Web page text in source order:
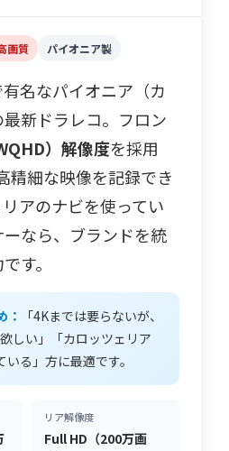
画質 パイオニア製
名なパイオニア（カ
新ドラレコ。フロン
）解像度を採用
精細な映像を記録でき
アのナビを使ってい
なら、ブランドを統
す。
：
「4Kまでは要らないが、
しい」「カロッツェリア
る」方に最適です。
リア解像度
Full HD（200万画